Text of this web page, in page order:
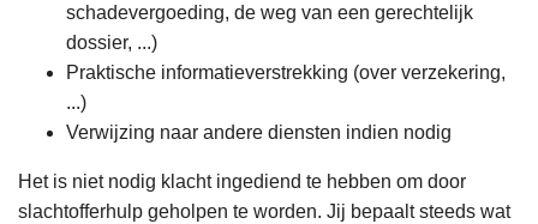
schadevergoeding, de weg van een gerechtelijk
dossier, ...)
Praktische informatieverstrekking (over verzekering,
...)
Verwijzing naar andere diensten indien nodig
Het is niet nodig klacht ingediend te hebben om door
slachtofferhulp geholpen te worden. Jij bepaalt steeds wat